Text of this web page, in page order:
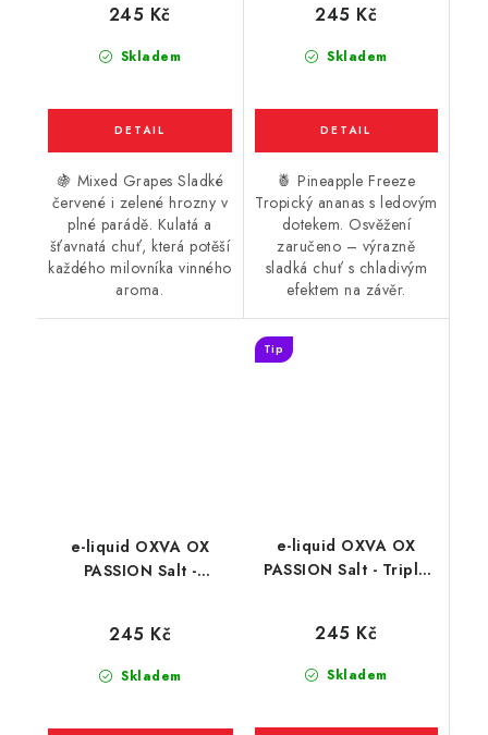
Skladem
245 Kč
🍇 Mixed Grapes Sladké
červené i zelené hrozny v
plné parádě. Kulatá a
šťavnatá chuť, která potěší
každého milovníka vinného
aroma.
Skladem
245 Kč
🍍 Pineapple Freeze
Tropický ananas s ledovým
dotekem. Osvěžení
zaručeno – výrazně
sladká chuť s chladivým
efektem na závěr.
e-liquid OXVA OX
PASSION Salt -
třešeň) 10ml
Skladem
245 Kč
e-liquid OXVA OX
PASSION Salt - Triple
Tip
Skladem
245 Kč